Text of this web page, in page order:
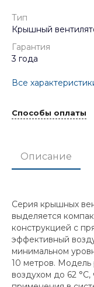
Тип
Крышный
Гарантия
3 года
Все
Способы оплаты
Описание
Серия крышных
выделяется
конструкцией с
эффективный
минимальном
10 метров. Модель
воздухом до 62